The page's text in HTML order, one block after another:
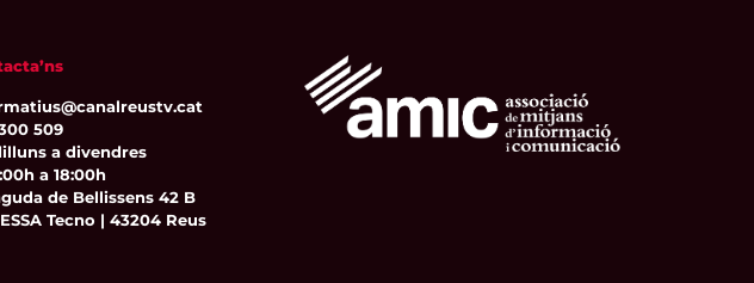
509
a divendres
a 18:00h
de Bellissens 42 B
Tecno | 43204 Reus